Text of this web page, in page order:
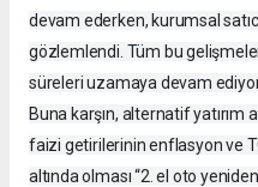
devam ederken, kurumsal
gözlemlendi. Tüm bu
süreleri uzamaya devam
Buna karşın, alternatif
faizi getirilerinin enflasyon ve
altında olması “2. el oto